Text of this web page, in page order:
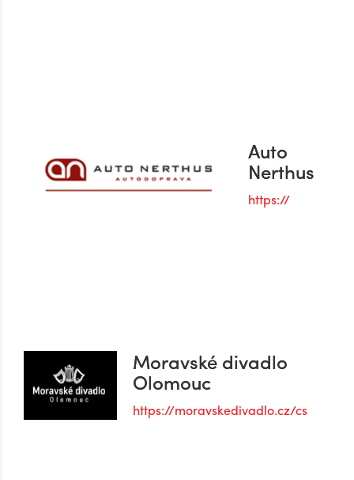
Auto
Nerthus
https://
Moravské divadlo
Olomouc
https://moravskedivadlo.cz/cs